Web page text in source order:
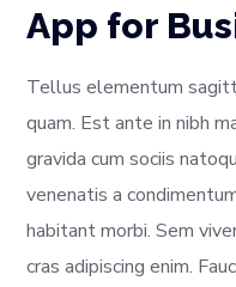
App for
Tellus elementum
quam. Est ante in nibh
gravida cum sociis
venenatis a
habitant morbi. Sem
cras adipiscing enim.